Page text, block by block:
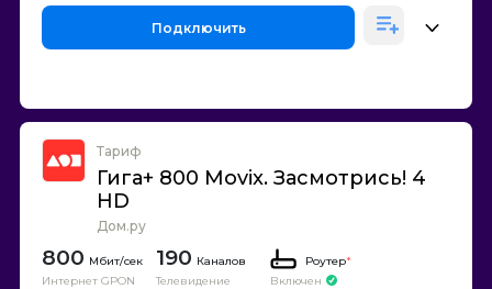
Подключить
Тариф
Гига+ 800 Movix. Засмотрись! 4
HD
Дом.ру
800
Интернет GPON
190 Каналов
Телевидение
Роутер*
Включен